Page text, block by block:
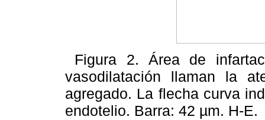
Figura 2. Área de
vasodilatación llaman la
agregado. La flecha curva
endotelio. Barra: 42 µm. H-E.